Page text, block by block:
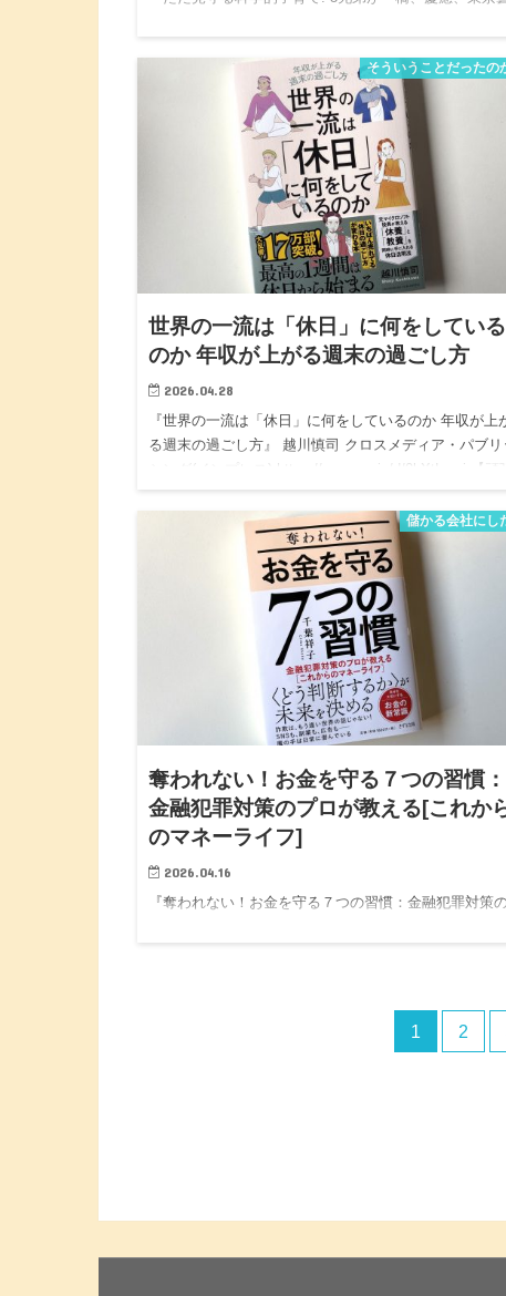
hH 【子どもを育てよ…
そういうことだったの
世界の一流は「休日」に何をしている
のか 年収が上がる週末の過ごし方
2026.04.28
『世界の一流は「休日」に何をしているのか 年収が上
る週末の過ごし方』 越川慎司 クロスメディア・パブリ
儲かる会社にし
奪われない！お金を守る７つの習慣：
金融犯罪対策のプロが教える[これか
のマネーライフ]
2026.04.16
『奪われない！お金を守る７つの習慣：金融犯罪対策
1 2